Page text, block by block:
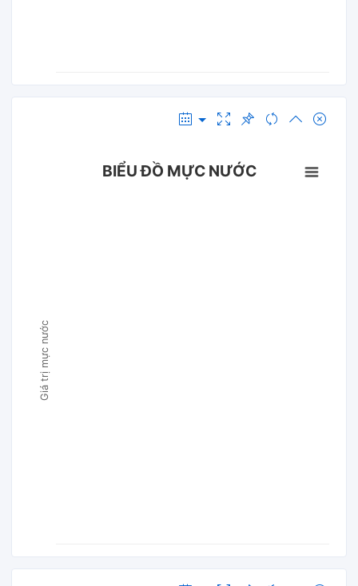
Giá trị mực nước
BIỂU ĐỒ MỰC NƯỚC